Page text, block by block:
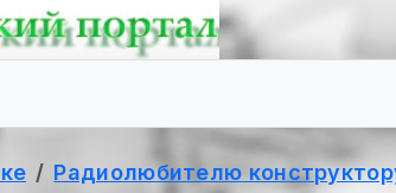
Радиолюбителю